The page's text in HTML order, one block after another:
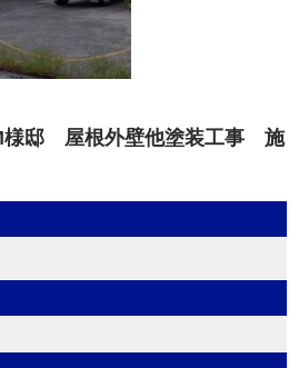
様邸 屋根外壁他塗装工事 施